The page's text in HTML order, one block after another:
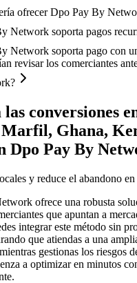
ofrecer Dpo Pay By
Network soporta pagos
Network soporta pago con
revisar los comerciantes
conversiones
Marfil, Ghana,
Dpo Pay By
y reduce el abandono en
ofrece una robusta
que apuntan a
integrar este método sin
que atiendas a una
gestionas los riesgos
a optimizar en minutos